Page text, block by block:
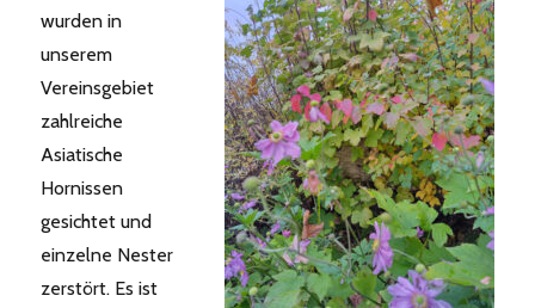
wurden in
unserem
Vereinsgebiet
zahlreiche
Asiatische
Hornissen
gesichtet und
einzelne Nester
zerstört. Es ist